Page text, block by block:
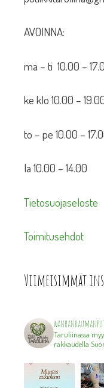
AVOINNA:
ma – ti 10.00 –
ke klo 10.00 –
to – pe 10.00 –
la 10.00 – 14.00
Tietosuojaseloste
Toimitusehdot
Viimeisimmät
Taruliinassa
rakkaudella